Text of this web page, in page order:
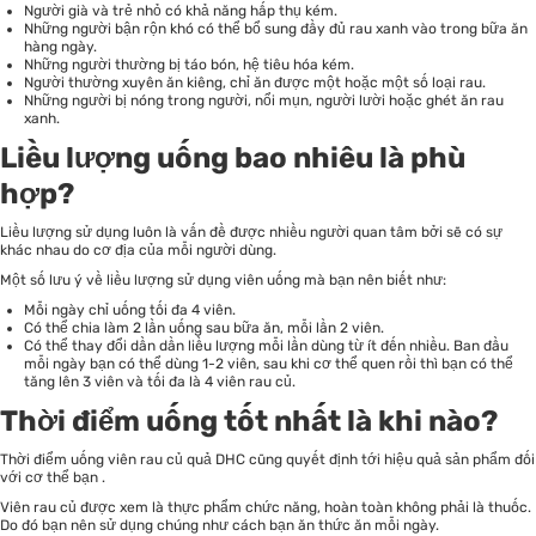
Người già và trẻ nhỏ có khả năng hấp thụ kém.
Những người bận rộn khó có thể bổ sung đầy đủ rau xanh vào trong bữa ăn
hàng ngày.
Những người thường bị táo bón, hệ tiêu hóa kém.
Người thường xuyên ăn kiêng, chỉ ăn được một hoặc một số loại rau.
Những người bị nóng trong người, nổi mụn, người lười hoặc ghét ăn rau
xanh.
Liều lượng uống bao nhiêu là phù
hợp?
Liều lượng sử dụng luôn là vấn đề được nhiều người quan tâm bởi sẽ có sự
khác nhau do cơ địa của mỗi người dùng.
Một số lưu ý về liều lượng sử dụng viên uống mà bạn nên biết như:
Mỗi ngày chỉ uống tối đa 4 viên.
Có thể chia làm 2 lần uống sau bữa ăn, mỗi lần 2 viên.
Có thể thay đổi dần dần liều lượng mỗi lần dùng từ ít đến nhiều. Ban đầu
mỗi ngày bạn có thể dùng 1-2 viên, sau khi cơ thể quen rồi thì bạn có thể
tăng lên 3 viên và tối đa là 4 viên rau củ.
Thời điểm uống tốt nhất là khi nào?
Thời điểm uống viên rau củ quả DHC cũng quyết định tới hiệu quả sản phẩm đối
với cơ thể bạn .
Viên rau củ được xem là thực phẩm chức năng, hoàn toàn không phải là thuốc.
Do đó bạn nên sử dụng chúng như cách bạn ăn thức ăn mỗi ngày.